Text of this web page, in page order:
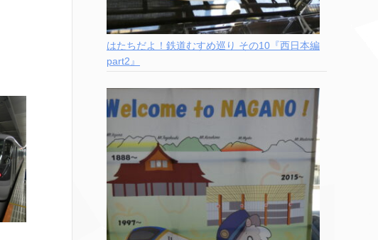
はたちだよ！鉄道むすめ巡り その10『西日本編
part2』